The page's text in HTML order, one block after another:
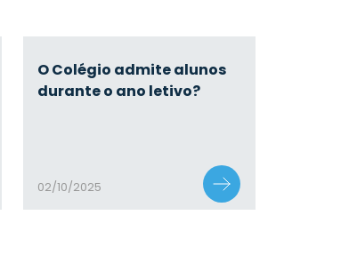
O Colégio admite alunos
durante o ano letivo?
02/10/2025